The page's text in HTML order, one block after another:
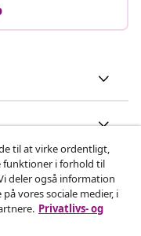
til at virke ordentligt,
funktioner i forhold til
deler også information
vores sociale medier, i
Privatlivs- og